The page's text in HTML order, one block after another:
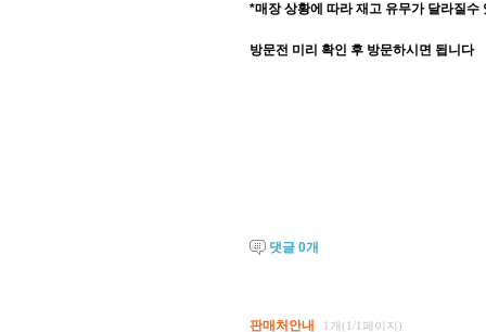
*매장 상황에 따라 재고 유무가 달라질수
방문전 미리 확인 후 방문하시면 됩니다
댓글 0개
판매처안내 1개(1/1페이지)